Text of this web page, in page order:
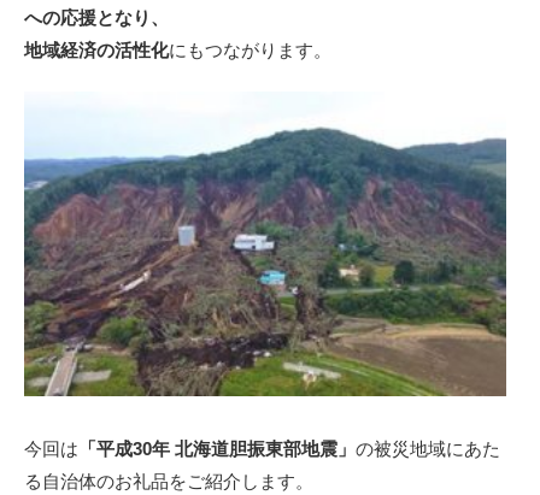
への応援となり、
地域経済の活性化にもつながります。
今回は 「平成30年 北海道胆振東部地震」 の被災地域にあた
る自治体のお礼品をご紹介します。